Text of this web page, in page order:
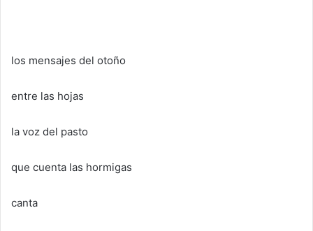
los mensajes del otoño
entre las hojas
la voz del pasto
que cuenta las hormigas
canta